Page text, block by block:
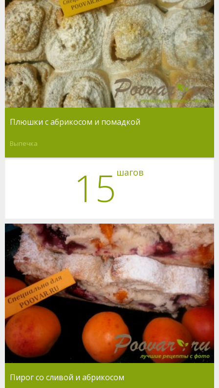
Плюшки с абрикосом и помадкой
Выпечка
15 шагов
Пирог со сливой и абрикосом